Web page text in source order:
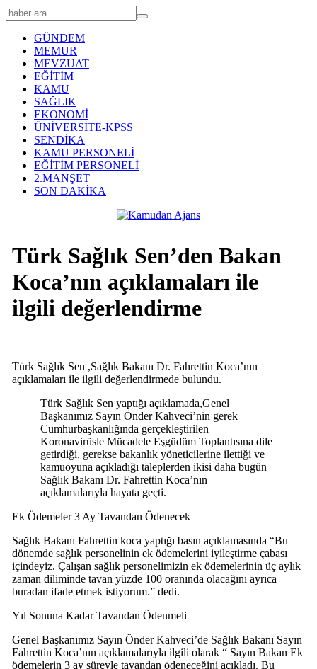
GÜNDEM
MEMUR
MEVZUAT
EĞİTİM
KAMU
SAĞLIK
EKONOMİ
ÜNİVERSİTE-KPSS
SENDİKA
KAMU PERSONELİ
EĞİTİM PERSONELİ
2.MANŞET
SON DAKİKA
Türk Sağlık Sen’den Bakan
Koca’nın açıklamaları ile
ilgili değerlendirme
Türk Sağlık Sen ,Sağlık Bakanı Dr. Fahrettin Koca’nın
açıklamaları ile ilgili değerlendirmede bulundu.
Türk Sağlık Sen yaptığı açıklamada,Genel
Başkanımız Sayın Önder Kahveci’nin gerek
Cumhurbaşkanlığında gerçekleştirilen
Koronavirüsle Mücadele Eşgüdüm Toplantısına dile
getirdiği, gerekse bakanlık yöneticilerine ilettiği ve
kamuoyuna açıkladığı taleplerden ikisi daha bugün
Sağlık Bakanı Dr. Fahrettin Koca’nın
açıklamalarıyla hayata geçti.
Ek Ödemeler 3 Ay Tavandan Ödenecek
Sağlık Bakanı Fahrettin koca yaptığı basın açıklamasında “Bu
dönemde sağlık personelinin ek ödemelerini iyileştirme çabası
içindeyiz. Çalışan sağlık personelimizin ek ödemelerinin üç aylık
zaman diliminde tavan yüzde 100 oranında olacağını ayrıca
buradan ifade etmek istiyorum.” dedi.
Yıl Sonuna Kadar Tavandan Ödenmeli
Genel Başkanımız Sayın Önder Kahveci’de Sağlık Bakanı Sayın
Fahrettin Koca’nın açıklamalarıyla ilgili olarak “ Sayın Bakan Ek
ödemelerin 3 ay süreyle tavandan ödeneceğini açıkladı. Bu